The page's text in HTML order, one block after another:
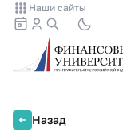
Наши сайты
Назад